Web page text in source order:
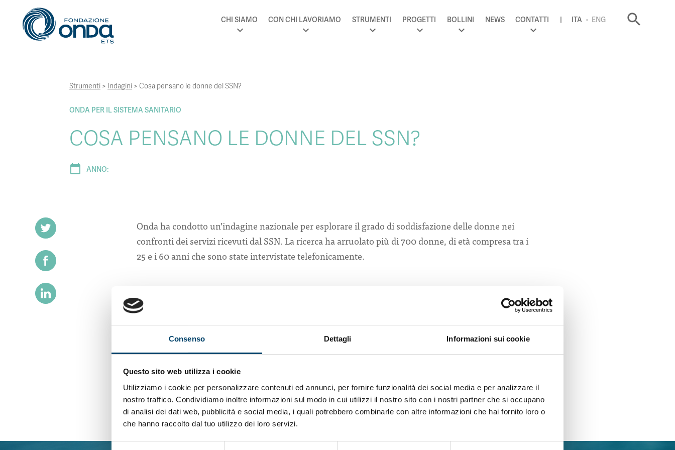
Consenso Dettagli Informazioni sui cookie
Questo sito web utilizza i cookie
Utilizziamo i cookie per personalizzare contenuti ed annunci, per fornire funzionalità dei social media e per analizzare il
nostro traffico. Condividiamo inoltre informazioni sul modo in cui utilizzi il nostro sito con i nostri partner che si occupano
di analisi dei dati web, pubblicità e social media, i quali potrebbero combinarle con altre informazioni che hai fornito loro o
che hanno raccolto dal tuo utilizzo dei loro servizi.
CHI SIAMO CON CHI LAVORIAMO STRUMENTI PROGETTI BOLLINI NEWS CONTATTI ITA ENG search
Strumenti > Indagini > Cosa pensano le donne del SSN?
ONDA PER IL SISTEMA SANITARIO
COSA PENSANO LE DONNE DEL SSN?
calendar_today ANNO:
Onda ha condotto un’indagine nazionale per esplorare il grado di soddisfazione delle donne nei
confronti dei servizi ricevuti dal SSN. La ricerca ha arruolato più di 700 donne, di età compresa tra i
25 e i 60 anni che sono state intervistate telefonicamente.
MATERIALE DOWNLOAD